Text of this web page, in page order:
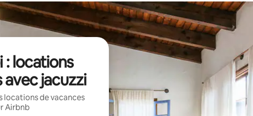
: locations
jacuzzi
locations de vacances
Airbnb